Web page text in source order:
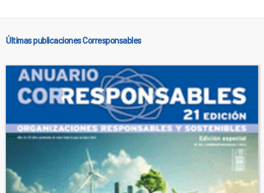
Últimas publicaciones Corresponsables